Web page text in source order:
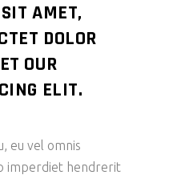
AMET,
DOLOR
OUR
ELIT.
eu vel omnis
imperdiet hendrerit